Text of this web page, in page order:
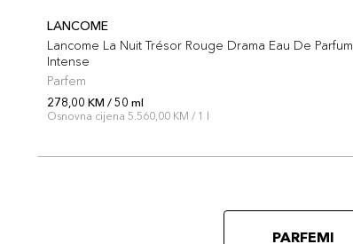
LANCOME
Lancome La Nuit Trésor Rouge Drama Eau De Parfum
Intense
Parfem
278,00 KM / 50 ml
Osnovna cijena 5.560,00 KM / 1 l
PARFEMI